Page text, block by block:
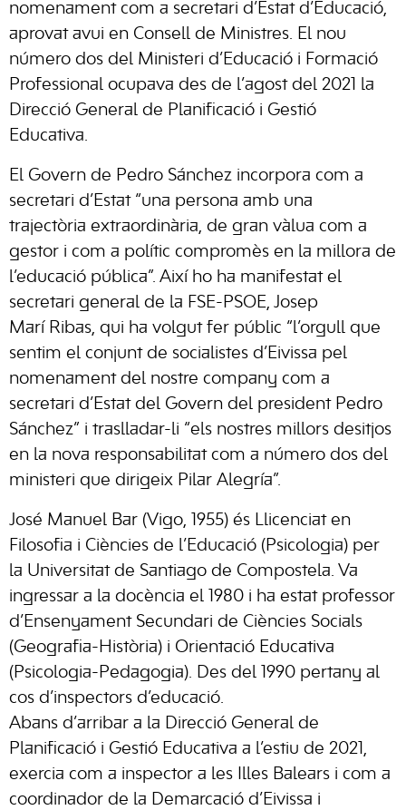
nomenament com a secretari d’Estat d’Educació,
aprovat avui en Consell de Ministres. El nou
número dos del Ministeri d’Educació i Formació
Professional ocupava des de l’agost del 2021 la
Direcció General de Planificació i Gestió
Educativa.
El Govern de Pedro Sánchez incorpora com a
secretari d’Estat “una persona amb una
trajectòria extraordinària, de gran vàlua com a
gestor i com a polític compromès en la millora de
l’educació pública”. Així ho ha manifestat el
secretari general de la FSE-PSOE, Josep
Marí Ribas, qui ha volgut fer públic “l’orgull que
sentim el conjunt de socialistes d’Eivissa pel
nomenament del nostre company com a
secretari d’Estat del Govern del president Pedro
Sánchez” i traslladar-li “els nostres millors desitjos
en la nova responsabilitat com a número dos del
ministeri que dirigeix Pilar Alegría”.
José Manuel Bar (Vigo, 1955) és Llicenciat en
Filosofia i Ciències de l’Educació (Psicologia) per
la Universitat de Santiago de Compostela. Va
ingressar a la docència el 1980 i ha estat professor
d’Ensenyament Secundari de Ciències Socials
(Geografia-Història) i Orientació Educativa
(Psicologia-Pedagogia). Des del 1990 pertany al
cos d’inspectors d’educació.
Abans d’arribar a la Direcció General de
Planificació i Gestió Educativa a l’estiu de 2021,
exercia com a inspector a les Illes Balears i com a
coordinador de la Demarcació d’Eivissa i